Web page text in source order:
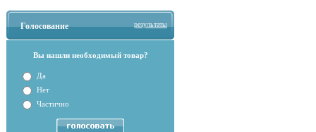
Голосование результаты
Вы нашли необходимый товар?
Да
Нет
Частично